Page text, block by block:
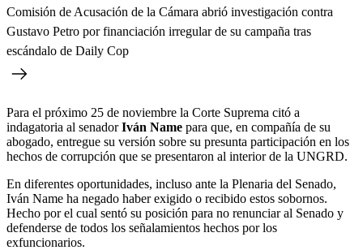
Comisión de Acusación de la Cámara abrió investigación contra
Gustavo Petro por financiación irregular de su campaña tras
escándalo de Daily Cop
Para el próximo 25 de noviembre la Corte Suprema citó a
indagatoria al senadorIván Name para que, en compañía de su
abogado, entregue su versión sobre su presunta participación en los
hechos de corrupción que se presentaron al interior de la UNGRD.
En diferentes oportunidades, incluso ante la Plenaria del Senado,
Iván Name ha negado haber exigido o recibido estos sobornos.
Hecho por el cual sentó su posición para no renunciar al Senado y
defenderse de todos los señalamientos hechos por los
exfuncionarios.